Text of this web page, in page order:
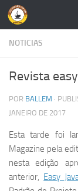
Skip to content
NOTICIAS
Revista
POR BALLEM ·
JANEIRO DE 2017
Esta tarde foi
Magazine pela
nesta edição
anterior, Easy